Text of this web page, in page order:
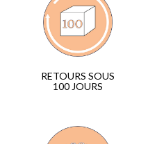
RETOURS SOUS
100 JOURS